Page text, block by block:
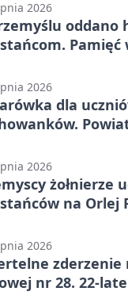
2026
oddano
Pamięć
2026
dla
2026
żołnierze
na Orlej
2026
zderzenie
nr 28. 22-